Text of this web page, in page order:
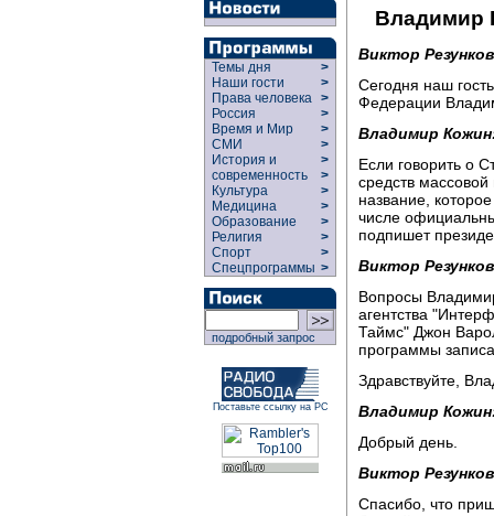
Темы дня
>
Наши гости
>
Права человека >
Россия
>
Время и Мир
>
СМИ
>
История и
современность
>
>
Культура
>
Медицина
>
Образование
>
Религия
>
Спорт
>
Спецпрограммы >
подробный запрос
Поставьте ссылку на РС
Владимир
Виктор
Сегодня наш
Федерации
Владимир
Если говорить о
средств
название,
числе
подпишет
Виктор
Вопросы
агентства
Таймс" Джон
программы
Здравствуйте,
Владимир
Добрый день.
Виктор
Спасибо, что